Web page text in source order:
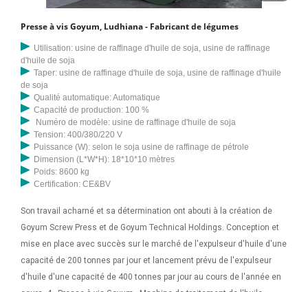
Presse à vis Goyum, Ludhiana - Fabricant de légumes
Utilisation: usine de raffinage d'huile de soja, usine de raffinage
d'huile de soja
Taper: usine de raffinage d'huile de soja, usine de raffinage d'huile
de soja
Qualité automatique: Automatique
Capacité de production: 100 %
Numéro de modèle: usine de raffinage d'huile de soja
Tension: 400/380/220 V
Puissance (W): selon le soja usine de raffinage de pétrole
Dimension (L*W*H): 18*10*10 mètres
Poids: 8600 kg
Certification: CE&BV
Son travail acharné et sa détermination ont abouti à la création de
Goyum Screw Press et de Goyum Technical Holdings. Conception et
mise en place avec succès sur le marché de l'expulseur d'huile d'une
capacité de 200 tonnes par jour et lancement prévu de l'expulseur
d'huile d'une capacité de 400 tonnes par jour au cours de l'année en